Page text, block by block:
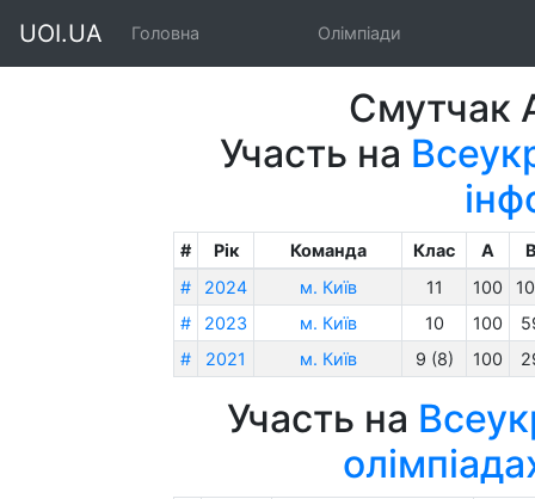
UOI.UA Головна Олімпіади
Смутчак
Участь на
# Рік Команда Клас A
#
2024 м. Київ 11 100
#
2023 м. Київ 10 100
#
2021 м. Київ 9 (8) 100
Участь на